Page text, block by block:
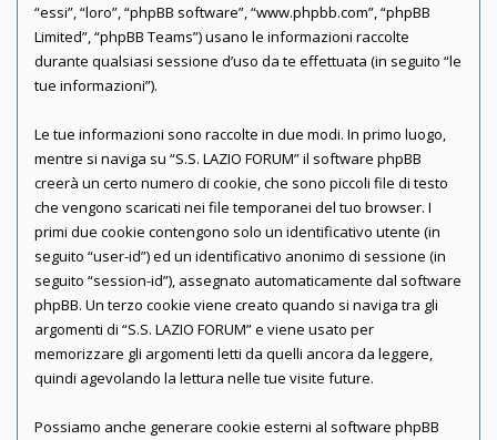
“essi”, “loro”, “phpBB software”, “www.phpbb.com”, “phpBB
Limited”, “phpBB Teams”) usano le informazioni raccolte
durante qualsiasi sessione d’uso da te effettuata (in seguito “le
tue informazioni”).
Le tue informazioni sono raccolte in due modi. In primo luogo,
mentre si naviga su “S.S. LAZIO FORUM” il software phpBB
creerà un certo numero di cookie, che sono piccoli file di testo
che vengono scaricati nei file temporanei del tuo browser. I
primi due cookie contengono solo un identificativo utente (in
seguito “user-id”) ed un identificativo anonimo di sessione (in
seguito “session-id”), assegnato automaticamente dal software
phpBB. Un terzo cookie viene creato quando si naviga tra gli
argomenti di “S.S. LAZIO FORUM” e viene usato per
memorizzare gli argomenti letti da quelli ancora da leggere,
quindi agevolando la lettura nelle tue visite future.
Possiamo anche generare cookie esterni al software phpBB